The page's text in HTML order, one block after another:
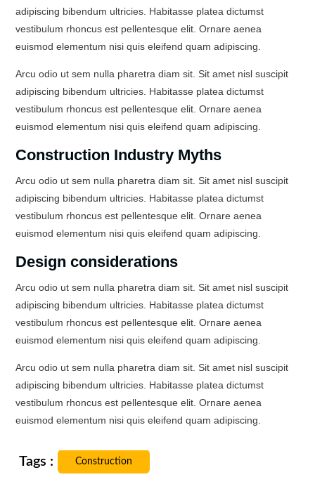
adipiscing bibendum ultricies. Habitasse platea dictumst
vestibulum rhoncus est pellentesque elit. Ornare aenea
euismod elementum nisi quis eleifend quam adipiscing.
Arcu odio ut sem nulla pharetra diam sit. Sit amet nisl suscipit
adipiscing bibendum ultricies. Habitasse platea dictumst
vestibulum rhoncus est pellentesque elit. Ornare aenea
euismod elementum nisi quis eleifend quam adipiscing.
Construction Industry Myths
Arcu odio ut sem nulla pharetra diam sit. Sit amet nisl suscipit
adipiscing bibendum ultricies. Habitasse platea dictumst
vestibulum rhoncus est pellentesque elit. Ornare aenea
euismod elementum nisi quis eleifend quam adipiscing.
Design considerations
Arcu odio ut sem nulla pharetra diam sit. Sit amet nisl suscipit
adipiscing bibendum ultricies. Habitasse platea dictumst
vestibulum rhoncus est pellentesque elit. Ornare aenea
euismod elementum nisi quis eleifend quam adipiscing.
Arcu odio ut sem nulla pharetra diam sit. Sit amet nisl suscipit
adipiscing bibendum ultricies. Habitasse platea dictumst
vestibulum rhoncus est pellentesque elit. Ornare aenea
euismod elementum nisi quis eleifend quam adipiscing.
Construction